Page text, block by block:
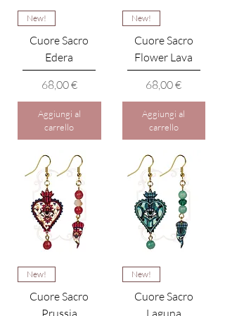
New!
Cuore Sacro
Edera
Prezzo
68,00 €
Aggiungi al
carrello
New!
Cuore Sacro
Flower Lava
Prezzo
68,00 €
Aggiungi al
carrello
New!
Cuore Sacro
Prussia
New!
Cuore Sacro
Laguna